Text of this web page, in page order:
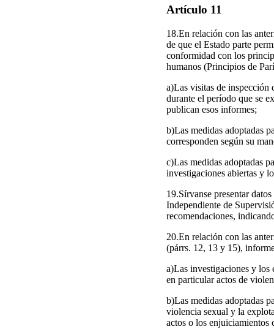
Artículo 11
18.En relación con las
de que el Estado parte
conformidad con los
humanos (Principios de
a)Las visitas de inspección
durante el período que se
publican esos informes;
b)Las medidas adoptadas
corresponden según su
c)Las medidas adoptadas
investigaciones abiertas y
19.Sírvanse presentar
Independiente de
recomendaciones,
20.En relación con las
(párrs. 12, 13 y 15),
a)Las investigaciones y los
en particular actos de
b)Las medidas adoptadas
violencia sexual y la
actos o los enjuiciamientos